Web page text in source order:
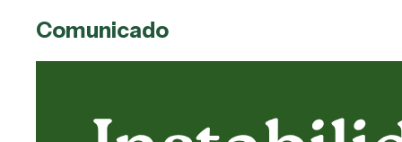
Comunicado